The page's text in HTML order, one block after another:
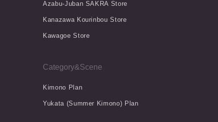
Azabu-Juban SAKRA Store
Kanazawa Kourinbou Store
Kawagoe Store
Category&Scene
Kimono Plan
Yukata (Summer Kimono) Plan